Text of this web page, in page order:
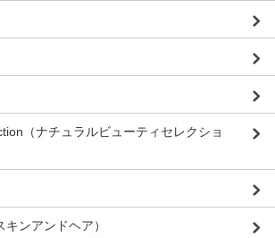
（ナチュラルビューティセレクショ
ンアンドヘア）